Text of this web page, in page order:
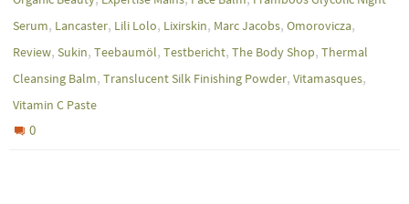
Serum, Lancaster, Lili Lolo, Lixirskin, Marc Jacobs, Omorovicza,
Review, Sukin, Teebaumöl, Testbericht, The Body Shop, Thermal
Cleansing Balm, Translucent Silk Finishing Powder, Vitamasques,
Vitamin C Paste
0